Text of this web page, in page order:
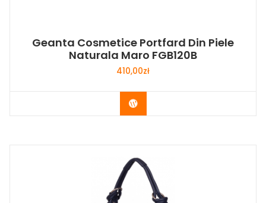
Geanta Cosmetice Portfard Din Piele
Naturala Maro FGB120B
410,00zł
Buy Now